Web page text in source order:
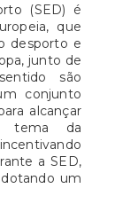
(SED) é
que
desporto e
junto de
são
conjunto
alcançar
tema da
a SED,
um